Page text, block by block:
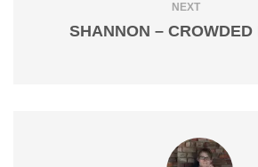
NEXT
SHANNON – CROWDED